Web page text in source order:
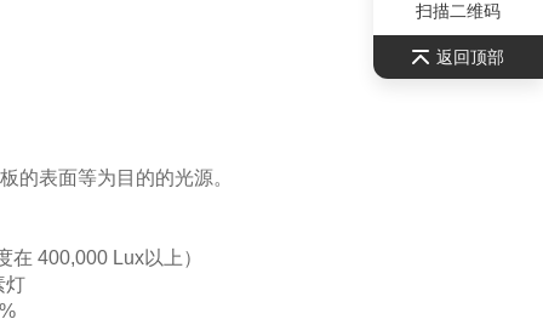
的表面等为目的的光源。
400,000 Lux以上）
灯
扫描二维码
返回顶部